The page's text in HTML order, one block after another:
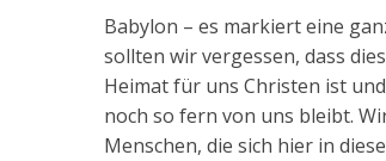
Babylon – es markiert eine
sollten wir vergessen, dass
Heimat für uns Christen ist
noch so fern von uns bleibt.
Menschen, die sich hier in